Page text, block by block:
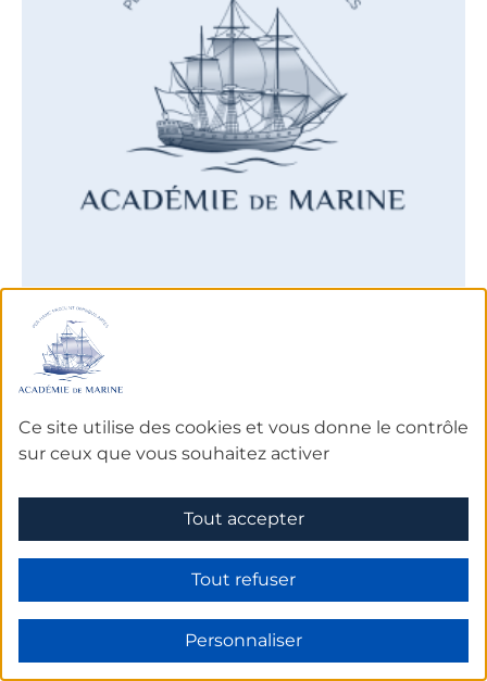
Ce site utilise des cookies et vous donne le contrôle
sur ceux que vous souhaitez activer
Tout accepter
Tout refuser
Personnaliser
De 1752 à 1793
Jean-François LE CERF
Mathématicien et hydrographe